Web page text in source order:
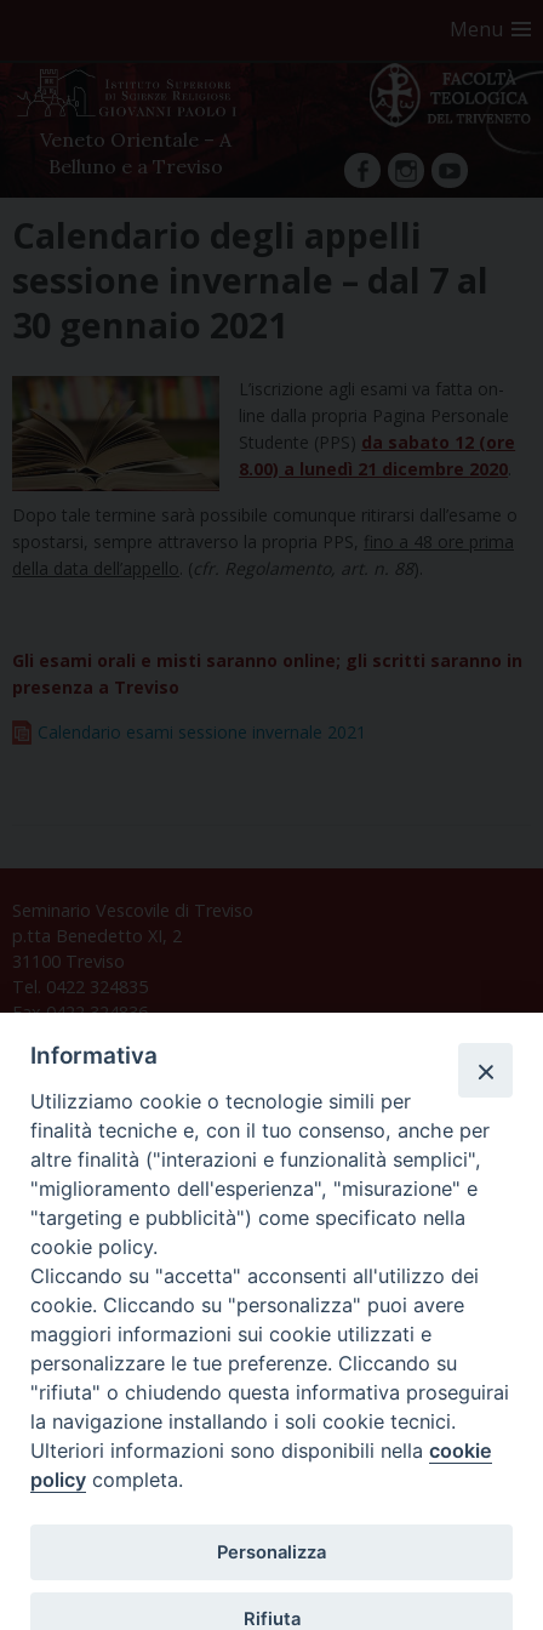
Menu
Veneto Orientale – A
Belluno e a Treviso
facebookInstagram
YouTube
to
content
Calendario degli appelli
sessione invernale – dal 7 al
30 gennaio 2021
L’iscrizione agli esami va fatta on-
line dalla propria Pagina Personale
Studente (PPS) da sabato 12 (ore
8.00) a lunedì 21 dicembre 2020.
Dopo tale termine sarà possibile comunque ritirarsi dall’esame o
spostarsi, sempre attraverso la propria PPS, fino a 48 ore prima
della data dell’appello. (cfr. Regolamento, art. n. 88).
Gli esami orali e misti saranno online; gli scritti saranno in
presenza a Treviso
Calendario esami sessione invernale 2021
Seminario Vescovile di Treviso
p.tta Benedetto XI, 2
31100 Treviso
Tel. 0422 324835
Fax 0422 324836
C.F. 94004060268
Orario di segreteria
Lunedì 17.30-19.30
Martedì 17.30-19.30
Mercoledì 17.30-19.30
Giovedì 17.30-19.30
Venerdì chiuso
Sabato 9.30-11.30
Privacy e sicurezza
Informativa
Utilizziamo cookie o tecnologie simili per
finalità tecniche e, con il tuo consenso, anche per
altre finalità ("interazioni e funzionalità semplici",
"miglioramento dell'esperienza", "misurazione" e
"targeting e pubblicità") come specificato nella
cookie policy.
Cliccando su "accetta" acconsenti all'utilizzo dei
cookie. Cliccando su "personalizza" puoi avere
maggiori informazioni sui cookie utilizzati e
personalizzare le tue preferenze. Cliccando su
"rifiuta" o chiudendo questa informativa proseguirai
la navigazione installando i soli cookie tecnici.
Ulteriori informazioni sono disponibili nellacookie
policy completa.
Personalizza
Rifiuta